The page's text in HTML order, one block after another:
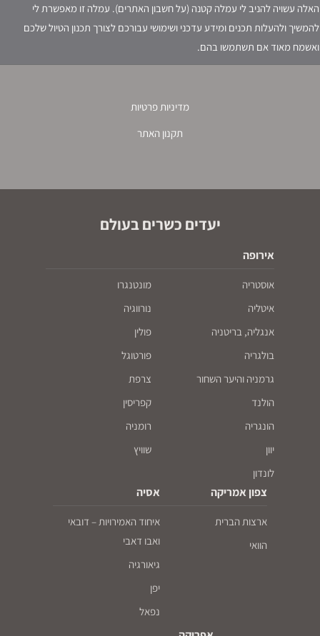
האלה עשויה להניב לי עמלה קטנה (על חשבון האתרים). עמלה זו מאפשרת לי
להמשיך ולהעלות תכנים ומידע עדכני ושימושי עבורכם לצורך תכנון הטיול שלכם
ואשמח מאוד אם תשתמשו בהם.
מדיניות פרטיות
תקנון האתר
יעדים כשרים בעולם
אירופה
אוסטריה
איטליה
אנגליה, בריטניה
בולגריה
גרמניה והיער השחור
הולנד
הונגריה
יוון
לונדון
מונטנגרו
נורווגיה
פולין
פורטוגל
צרפת
קפריסין
רומניה
שוויץ
צפון אמריקה
ארצות הברית
הוואי
אסיה
איחוד האמירויות – דובאי
ואבו דאבי
גיאורגיה
יפן
נפאל